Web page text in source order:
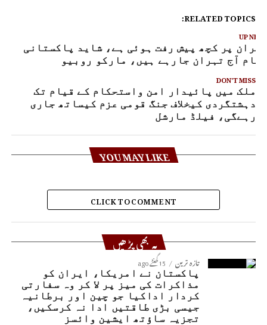
RELATED TOPICS:
UP
پر کچھ پیش رفت ہوئی ہے، شاید پاکستانی
آج تہران جارہے ہیں، مارکو روبیو
DON'T MISS
ملک میں پائیدار امن واستحکام کے قیام تک
دہشتگردی کیخلاف جنگ قومی عزم کیساتھ جاری
رہےگی، فیلڈ مارشل
YOU MAY LIKE
CLICK TO COMMENT
یہ بھی پڑھیں
تازہ ترین 15 گھنٹے ago
پاکستان نے امریکا، ایران کو
مذاکرات کی میز پر لا کر وہ سفارتی
کردار اداکیا جو چین اور برطانیہ
جیسی بڑی طاقتیں ادا نہ کرسکیں،
تجزیہ ساؤتھ ایشین وائسز